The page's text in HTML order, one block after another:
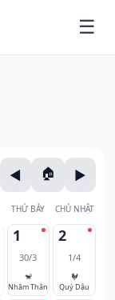
THỨ BẢY CHỦ NHẬT
1
30/3
🐒
Nhâm Thân
2
1/4
🐓
Quý Dậu